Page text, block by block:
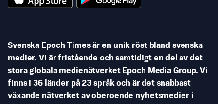
Svenska Epoch Times är en unik röst bland svenska
medier. Vi är fristående och samtidigt en del av det
stora globala medienätverket Epoch Media Group. Vi
finns i 36 länder på 23 språk och är det snabbast
växande nätverket av oberoende nyhetsmedier i